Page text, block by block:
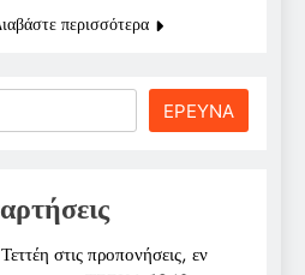
περισσότερα
ΕΡΕΥΝΑ
στις προπονήσεις, εν